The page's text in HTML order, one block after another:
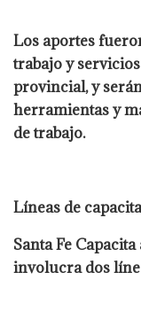
Los aportes
trabajo y
provincial, y
herramientas y
de trabajo.
Líneas de
Santa Fe
involucra dos